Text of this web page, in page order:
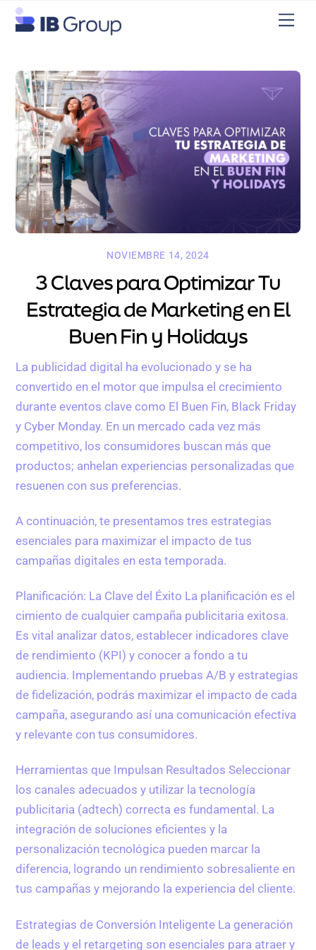
Skip
NOVIEMBRE 14, 2024
3 Claves para Optimizar Tu
Estrategia de Marketing en El
Buen Fin y Holidays
La publicidad digital ha evolucionado y se ha
convertido en el motor que impulsa el crecimiento
durante eventos clave como El Buen Fin, Black Friday
y Cyber Monday. En un mercado cada vez más
competitivo, los consumidores buscan más que
productos; anhelan experiencias personalizadas que
resuenen con sus preferencias.
A continuación, te presentamos tres estrategias
esenciales para maximizar el impacto de tus
campañas digitales en esta temporada.
Planificación: La Clave del Éxito La planificación es el
cimiento de cualquier campaña publicitaria exitosa.
Es vital analizar datos, establecer indicadores clave
de rendimiento (KPI) y conocer a fondo a tu
audiencia. Implementando pruebas A/B y estrategias
de fidelización, podrás maximizar el impacto de cada
campaña, asegurando así una comunicación efectiva
y relevante con tus consumidores.
Herramientas que Impulsan Resultados Seleccionar
los canales adecuados y utilizar la tecnología
publicitaria (adtech) correcta es fundamental. La
integración de soluciones eficientes y la
personalización tecnológica pueden marcar la
diferencia, logrando un rendimiento sobresaliente en
tus campañas y mejorando la experiencia del cliente.
Estrategias de Conversión Inteligente La generación
de leads y el retargeting son esenciales para atraer y